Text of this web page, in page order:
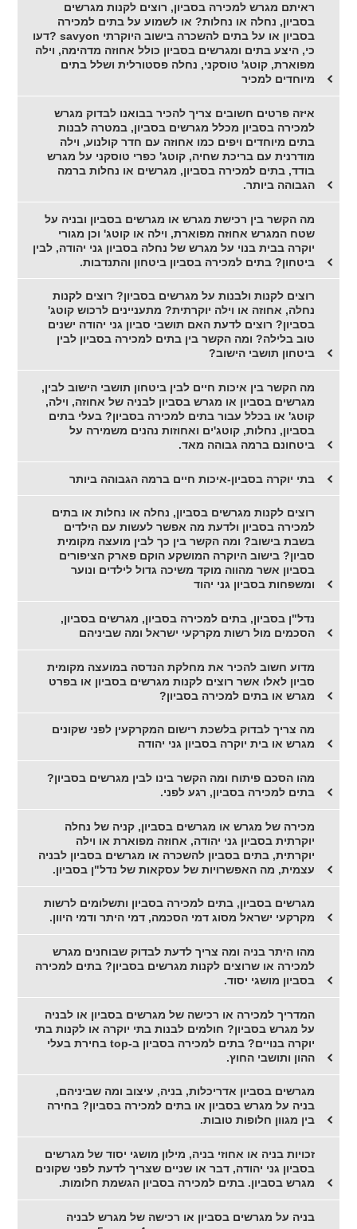
ראיתם מגרש למכירה בסביון, רוצים לקנות מגרשים
בסביון, נחלה או נחלות? או לשמוע על בתים למכירה
בסביון או על בתים להשכרה בישוב היוקרתי savyon ?דעו
כי, היצע בתים ומגרשים בסביון כולל אחוזה מדהימה, וילה
מפוארת, קוטג' טוסקני, נחלה פסטורלית ושלל בתים
מיוחדים למכיר
איזה פרטים חשובים צריך להכיר בבואנו לבדוק מגרש
למכירה בסביון מכלל מגרשים בסביון, במטרה לבנות
בתים מיוחדים ויפים כמו אחוזה עם חדר קולנוע, וילה
מודרנית עם בריכת שחיה, קוטג' כפרי טוסקני על מגרש
בודד, בתים למכירה בסביון, מגרשים או נחלות ברמה
הגבוהה ביותר.
מה הקשר בין רכישת מגרש או מגרשים בסביון ובניה על
שטח המגרש אחוזה מפוארת, וילה או קוטג' וכן מגורי
יוקרה בבית בנוי על מגרש של נחלה בסביון גני יהודה, לבין
ביטחון? בתים למכירה בסביון ביטחון והתנדבות.
רוצים לקנות ולבנות על מגרשים בסביון? רוצים לקנות
נחלה, אחוזה או וילה יוקרתית? מתעניינים לרכוש קוטג'
בסביון? רוצים לדעת האם תושבי סביון גני יהודה ישנים
טוב בלילה? ומה הקשר בין בתים למכירה בסביון לבין
ביטחון תושבי הישוב?
מה הקשר בין איכות חיים לבין ביטחון תושבי הישוב לבין,
מגרשים בסביון או מגרש בסביון לבניה של אחוזה, וילה,
קוטג' או בכלל עבור בתים למכירה בסביון? בעלי בתים
בסביון, נחלות, קוטג'ים ואחוזות נהנים משמירה על
ביטחונם ברמה גבוהה מאד.
בתי יוקרה בסביון-איכות חיים ברמה הגבוהה ביותר
רוצים לקנות מגרשים בסביון, נחלה או נחלות או בתים
למכירה בסביון ולדעת מה אפשר לעשות עם הילדים
בשבת בישוב? ומה הקשר בין כך לבין מועצה מקומית
סביון? בישוב היוקרה המושקע הוקם פארק הציפורים
בסביון אשר מהווה מוקד משיכה גדול לילדים ונוער
ומשפחות בסביון גני יהוד
נדל"ן בסביון, בתים למכירה בסביון, מגרשים בסביון,
הסכמים מול רשות מקרקעי ישראל ומה שביניהם
מדוע חשוב להכיר את מחלקת הנדסה במועצה מקומית
סביון לאלו אשר רוצים לקנות מגרשים בסביון או בפרט
מגרש או בתים למכירה בסביון?
מה צריך לבדוק בלשכת רישום המקרקעין לפני שקונים
מגרש או בית יוקרה בסביון גני יהודה
מהו הסכם פיתוח ומה הקשר בינו לבין מגרשים בסביון?
בתים למכירה בסביון, רגע לפני.
מכירה של מגרש או מגרשים בסביון, קניה של נחלה
יוקרתית בסביון גני יהודה, אחוזה מפוארת או וילה
יוקרתית, בתים בסביון להשכרה או מגרשים בסביון לבניה
עצמית, מה האפשרויות של עסקאות של נדל"ן בסביון.
מגרשים בסביון, בתים למכירה בסביון ותשלומים לרשות
מקרקעי ישראל מסוג דמי הסכמה, דמי היתר ודמי היוון.
מהו היתר בניה ומה צריך לדעת לבדוק שבוחנים מגרש
למכירה או שרוצים לקנות מגרשים בסביון? בתים למכירה
בסביון מושגי יסוד.
המדריך למכירה או רכישה של מגרשים בסביון או לבניה
על מגרש בסביון? חולמים לבנות בתי יוקרה או לקנות בתי
יוקרה בנויים? בתים למכירה בסביון ב-top בחירת בעלי
ההון ותושבי החוץ.
מגרשים בסביון אדריכלות, בניה, עיצוב ומה שביניהם,
בניה על מגרש בסביון או בתים למכירה בסביון? בחירה
בין מגוון חלופות טובות.
זכויות בניה או אחוזי בניה, מילון מושגי יסוד של מגרשים
בסביון גני יהודה, דבר או שניים שצריך לדעת לפני שקונים
מגרש בסביון. בתים למכירה בסביון הגשמת חלומות.
בניה על מגרשים בסביון או רכישה של מגרש לבניה